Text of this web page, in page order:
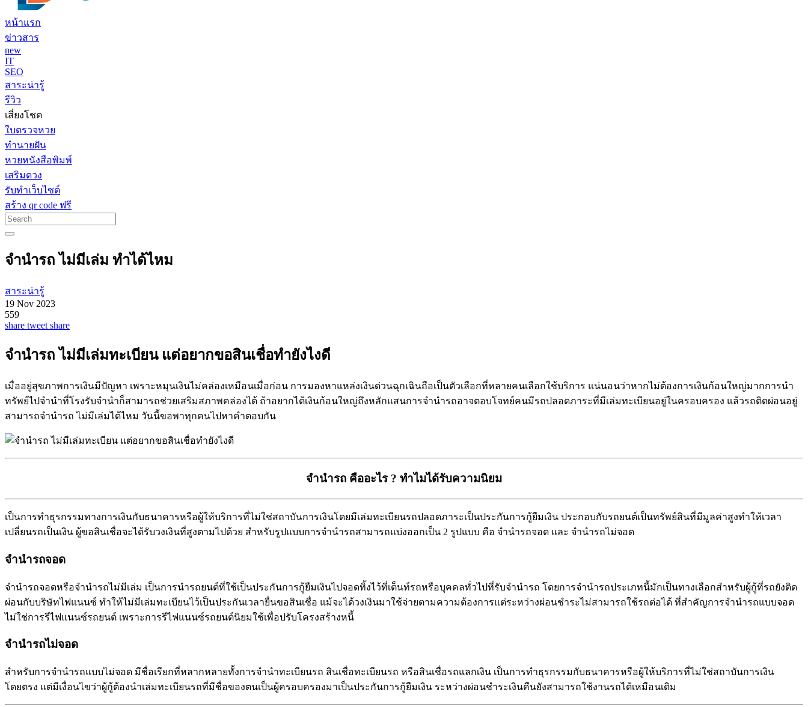
หน้าแรก
ข่าวสาร
new
IT
SEO
สาระน่ารู้
รีวิว
เสี่ยงโชค
ใบตรวจหวย
ทำนายฝัน
หวยหนังสือพิมพ์
เสริมดวง
รับทำเว็บไซต์
สร้าง qr code ฟรี
จำนำรถ ไม่มีเล่ม ทำได้ไหม
สาระน่ารู้
19 Nov 2023
559
share tweet share
จำนำรถ ไม่มีเล่มทะเบียน แต่อยากขอสินเชื่อทำยังไงดี
เมื่ออยู่สุขภาพการเงินมีปัญหา เพราะหมุนเงินไม่คล่องเหมือนเมื่อก่อน การมองหาแหล่งเงินด่วนฉุกเฉินถือเป็นตัวเลือกที่หลายคนเลือกใช้บริการ แน่นอนว่าหากไม่ต้องการเงินก้อนใหญ่มากการนำ
ทรัพย์ไปจำนำที่โรงรับจำนำก็สามารถช่วยเสริมสภาพคล่องได้ ถ้าอยากได้เงินก้อนใหญ่ถึงหลักแสนการจำนำรถอาจตอบโจทย์คนมีรถปลอดภาระที่มีเล่มทะเบียนอยู่ในครอบครอง แล้วรถติดผ่อนอยู่
สามารถจำนำรถ ไม่มีเล่มได้ไหม วันนี้ขอพาทุกคนไปหาคำตอบกัน
จำนำรถ คืออะไร ? ทำไมได้รับความนิยม
เป็นการทำธุรกรรมทางการเงินกับธนาคารหรือผู้ให้บริการที่ไม่ใช่สถาบันการเงินโดยมีเล่มทะเบียนรถปลอดภาระเป็นประกันการกู้ยืมเงิน ประกอบกับรถยนต์เป็นทรัพย์สินที่มีมูลค่าสูงทำให้เวลา
เปลี่ยนรถเป็นเงิน ผู้ขอสินเชื่อจะได้รับวงเงินที่สูงตามไปด้วย สำหรับรูปแบบการจำนำรถสามารถแบ่งออกเป็น 2 รูปแบบ คือ จำนำรถจอด และ จำนำรถไม่จอด
จำนำรถจอด
จำนำรถจอดหรือจำนำรถไม่มีเล่ม เป็นการนำรถยนต์ที่ใช้เป็นประกันการกู้ยืมเงินไปจอดทิ้งไว้ที่เต็นท์รถหรือบุคคลทั่วไปที่รับจำนำรถ โดยการจำนำรถประเภทนี้มักเป็นทางเลือกสำหรับผู้กู้ที่รถยังติด
ผ่อนกับบริษัทไฟแนนซ์ ทำให้ไม่มีเล่มทะเบียนไว้เป็นประกันเวลายื่นขอสินเชื่อ แม้จะได้วงเงินมาใช้จ่ายตามความต้องการแต่ระหว่างผ่อนชำระไม่สามารถใช้รถต่อได้ ที่สำคัญการจำนำรถแบบจอด
ไม่ใช่การรีไฟแนนซ์รถยนต์ เพราะการรีไฟแนนซ์รถยนต์นิยมใช้เพื่อปรับโครงสร้างหนี้
จำนำรถไม่จอด
สำหรับการจำนำรถแบบไม่จอด มีชื่อเรียกที่หลากหลายทั้งการจำนำทะเบียนรถ สินเชื่อทะเบียนรถ หรือสินเชื่อรถแลกเงิน เป็นการทำธุรกรรมกับธนาคารหรือผู้ให้บริการที่ไม่ใช่สถาบันการเงิน
โดยตรง แต่มีเงื่อนไขว่าผู้กู้ต้องนำเล่มทะเบียนรถที่มีชื่อของตนเป็นผู้ครอบครองมาเป็นประกันการกู้ยืมเงิน ระหว่างผ่อนชำระเงินคืนยังสามารถใช้งานรถได้เหมือนเดิม